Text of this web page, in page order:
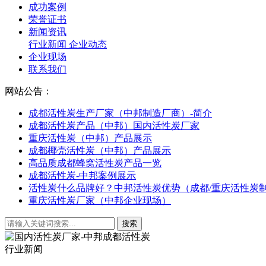
成功案例
荣誉证书
新闻资讯
行业新闻 企业动态
企业现场
联系我们
网站公告：
成都活性炭生产厂家（中邦制造厂商）-简介
成都活性炭产品（中邦）国内活性炭厂家
重庆活性炭（中邦）产品展示
成都椰壳活性炭（中邦）产品展示
高品质成都蜂窝活性炭产品一览
成都活性炭-中邦案例展示
活性炭什么品牌好？中邦活性炭优势（成都/重庆活性炭
重庆活性炭厂家（中邦企业现场）
行业新闻